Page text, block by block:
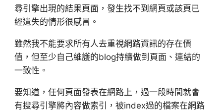
尋引擎出現的結果頁面，發生找不到網頁或該頁已
經遺失的情形很感冒。
雖然我不能要求所有人去重視網路資訊的存在價
值，但至少自己維護的blog持續做到頁面、連結的
一致性。
要知道，任何頁面發表在網路上，過一段時間就會
有搜尋引擎將內容做索引，被index過的檔案在網路